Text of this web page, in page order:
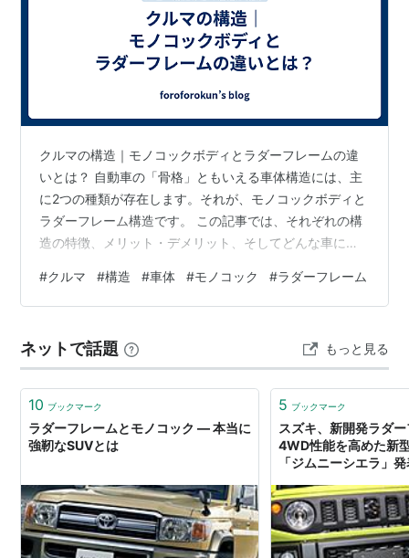
クルマの構造｜モノコックボディとラダーフレームの違
いとは？ 自動車の「骨格」ともいえる車体構造には、主
に2つの種類が存在します。それが、モノコックボディと
ラダーフレーム構造です。 この記事では、それぞれの構
造の特徴、メリット・デメリット、そしてどんな車に使
ボディとは？ モノコック（Monocoque）とは、「単一構
造体」という意味で、車体全体で強度を保つ構造を指し
分散するのが特徴です。 メリット 軽量で燃費が良い 乗
り心地が良く、衝撃吸収性に優れる 車体のねじれに強い
（設計次第で高剛性） デ…
#クルマ #構造 #車体 #モノコック #ラダーフレーム
ネットで話題 もっと見る
10 ブックマーク
ラダーフレームとモノコック ― 本当に
強靭なSUVとは
5 ブックマーク
スズキ、新開発ラダ
4WD性能を高めた新
「ジムニーシエラ」